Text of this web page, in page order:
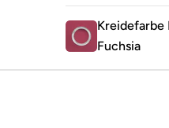
Kreidefarbe
Fuchsia